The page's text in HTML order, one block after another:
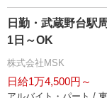
日勤・武蔵野台駅
1日～OK
株式会社MSK
日給1万4,500円～